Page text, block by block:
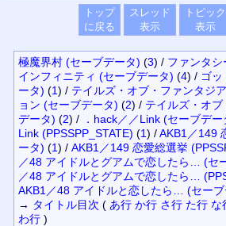
トップ
に戻る
スレッド
表示
トピック
表示
極魔界村 (セーブデータ) (3) / ファンタ
インフィニティ (セーブデータ) (4) / ゴ
ータ) (1) / テイルズ・オブ・ファンタジ
ョン (セーブデータ) (2) / テイルズ・オ
データ) (2) / ．hack／／Link (セーブデー
Link (PPSSPP_STATE) (1) /AKB1／149
ータ) (1) / AKB1／149 恋愛総選挙
／48 アイドルとグアムで恋したら… (セ
／48 アイドルとグアムで恋したら…
AKB1／48 アイドルと恋したら… (セーブ
→ タイトル目次 ( あ行 か行 さ行 た行 な
わ行 )